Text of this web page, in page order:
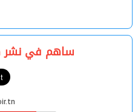
ساهم في نشر